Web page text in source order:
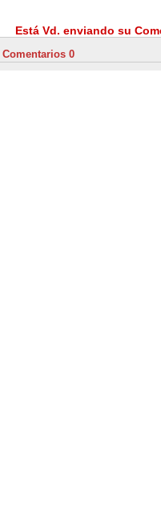
Está Vd. enviando su
Comentarios 0